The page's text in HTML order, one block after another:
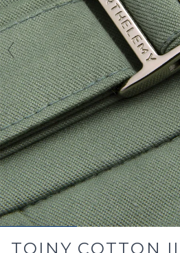
TOINY COTTON